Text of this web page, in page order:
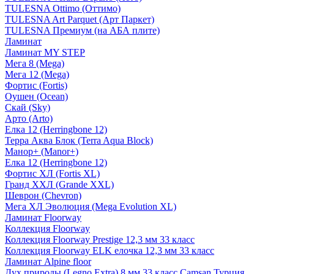
TULESNA Ottimo (Оттимо)
TULESNA Art Parquet (Арт Паркет)
TULESNA Премиум (на АБА плите)
Ламинат
Ламинат MY STEP
Мега 8 (Mega)
Мега 12 (Mega)
Фортис (Fortis)
Оушен (Ocean)
Скай (Sky)
Арто (Arto)
Елка 12 (Herringbone 12)
Терра Аква Блок (Terra Aqua Block)
Манор+ (Manor+)
Елка 12 (Herringbone 12)
Фортис ХЛ (Fortis XL)
Гранд ХХЛ (Grande XXL)
Шеврон (Chevron)
Мега ХЛ Эволюция (Mega Evolution XL)
Ламинат Floorway
Коллекция Floorway
Коллекция Floorway Prestige 12,3 мм 33 класс
Коллекция Floorway ELK елочка 12,3 мм 33 класс
Ламинат Alpine floor